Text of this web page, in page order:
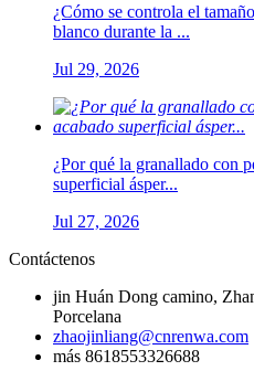
¿Cómo se controla el
blanco durante la ...
Jul 29, 2026
¿Por qué la granallado con
superficial ásper...
Jul 27, 2026
Contáctenos
jin Huán Dong camino,
Porcelana
zhaojinliang@cnrenwa.com
más 8618553326688